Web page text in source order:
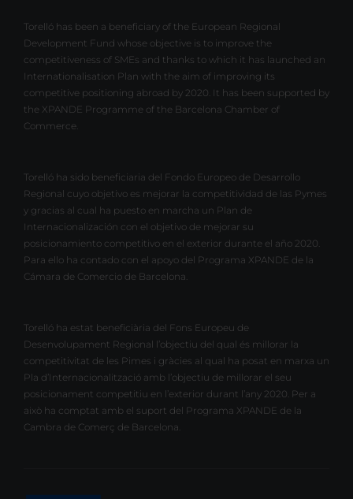
Torelló has been a beneficiary of the European Regional
Development Fund whose objective is to improve the
competitiveness of SMEs and thanks to which it has launched an
Internationalisation Plan with the aim of improving its
competitive positioning abroad by 2020. It has been supported by
the XPANDE Programme of the Barcelona Chamber of
Commerce.
Torelló ha sido beneficiaria del Fondo Europeo de Desarrollo
Regional cuyo objetivo es mejorar la competitividad de las Pymes
y gracias al cual ha puesto en marcha un Plan de
Internacionalización con el objetivo de mejorar su
posicionamiento competitivo en el exterior durante el año 2020.
Para ello ha contado con el apoyo del Programa XPANDE de la
Cámara de Comercio de Barcelona.
Torelló ha estat beneficiària del Fons Europeu de
Desenvolupament Regional l’objectiu del qual és millorar la
competitivitat de les Pimes i gràcies al qual ha posat en marxa un
Pla d’Internacionalització amb l’objectiu de millorar el seu
posicionament competitiu en l’exterior durant l’any 2020. Per a
això ha comptat amb el suport del Programa XPANDE de la
Cambra de Comerç de Barcelona.